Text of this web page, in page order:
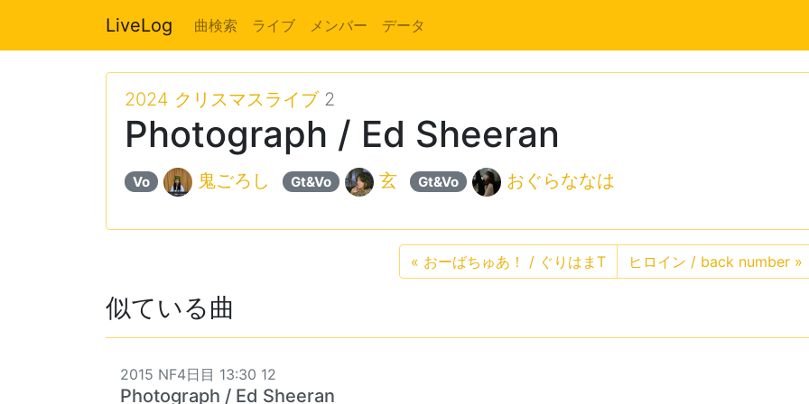
LiveLog 曲検索 ライブ メンバー データ
2024 クリスマスライブ2
Photograph / Ed Sheeran
Vo 鬼ごろし Gt&Vo 玄 Gt&Vo おぐらななは
« おーばちゅあ！ / ぐりはまT ヒロイン / back number »
似ている曲
2015 NF4日目 13:30 12
Photograph / Ed Sheeran